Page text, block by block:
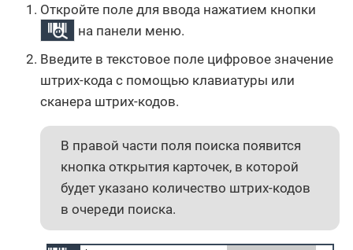
Откройте поле для ввода нажатием кнопки
на панели меню.
Введите в текстовое поле цифровое значение
штрих-кода с помощью клавиатуры или
сканера штрих-кодов.
В правой части поля поиска появится
кнопка открытия карточек, в которой
будет указано количество штрих-кодов
в очереди поиска.